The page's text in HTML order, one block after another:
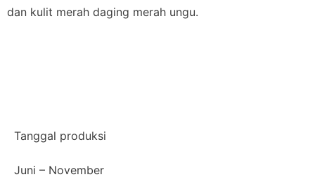
dan kulit merah daging merah ungu.
Tanggal produksi
Juni – November